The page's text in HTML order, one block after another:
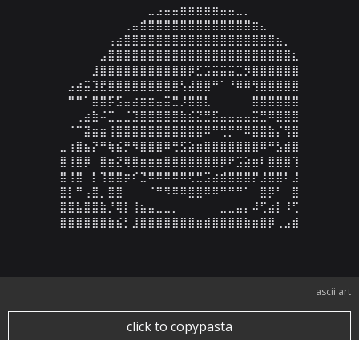
⠀⠀⠀⠀⠀⠀⠀⠀⠀⠀⠀⣀⣠⣤⣤⣶⣶⣶⣶⣶⣤⣤⣀⡀⠀⠀⠀⠀⠀⠀
⠀⠀⠀⠀⠀⠀⠀⠀⢀⣤⣾⣿⣿⣿⣿⣿⣿⣿⣿⣿⣿⣿⣿⣿⣶⣄⠀⠀⠀⠀
⠀⠀⠀⠀⠀⠀⢠⣴⣿⣿⣿⣿⣿⣿⣿⣿⣿⣿⣿⣿⣿⣿⣿⣿⣿⣿⣿⣦⡀⠀
⠀⠀⠀⠀⠀⣠⣿⣿⣿⣿⣿⣿⣿⣿⣿⣿⣿⣿⣿⣿⣿⣿⣿⣿⣿⣿⣿⣿⣿⣆
⠀⠀⠀⠀⣸⣿⣿⣿⣿⣿⣿⣿⣿⣿⣿⣿⡿⣋⣩⣭⣭⣭⣉⡻⣿⣿⣿⣿⣿⣿
⠀⣠⣴⣭⣹⣟⣿⣿⣿⣿⣿⣿⣿⣿⣿⢣⣼⣿⣿⠛⠁⠘⠿⠿⢻⣿⣿⣿⣿⣿
⠀⠛⠛⠁⣿⣿⡯⣫⣤⣴⣶⣶⣤⣭⣛⡸⣿⣿⣇⠀⠀⠀⠀⠀⣿⣿⣿⣿⣿⣿
⠀⠀⢀⣴⣷⠬⣉⣀⣈⣹⣿⣿⣿⣿⣿⣷⣮⣝⣛⣯⣤⣤⣤⣤⣭⣛⠿⣿⣿⣿
⠀⠈⠉⣽⣶⣶⢸⣿⣿⣿⣿⣿⣿⣿⣿⣿⣿⣿⠿⠛⢛⡛⠛⠿⣿⣿⣷⡌⢻⣿
⣀⢰⣿⣦⡝⠛⢷⣮⡛⠻⣿⣿⣿⠿⢛⣫⣵⣶⣿⣿⣿⣿⣿⣿⣿⠿⠛⣣⣾⣿
⣿⢸⣿⡿⠀⣿⣶⣝⢿⣿⣶⣶⣶⣿⣿⣿⣿⣿⣿⣿⡿⠟⣩⣵⣶⠇⣿⣿⣿⢹
⣿⢸⣿⠀⡇⢹⣿⣿⡶⠎⣙⠿⠿⠿⠿⠿⢟⣛⣩⣴⣾⣿⣿⣿⡟⣸⣿⣿⠇⣸
⣿⡇⠛⢠⣿⡀⣿⣿⠀⠀⠀⠈⠛⠻⠿⠿⣿⣿⠿⠿⠛⠛⠛⠁⠀⣿⡿⠃⠀⣿
⣿⣿⣧⣿⣿⣷⡘⢿⡇⢸⣦⣤⣀⣀⡀⠀⠀⠀⠀⠀⣀⣀⣤⡄⠼⢋⣴⡇⠸⢋
⣿⣿⣿⣿⣿⣿⣷⣮⡃⣸⣿⣿⣿⣿⣿⣿⣿⣶⣾⣿⣿⣿⣿⣷⣶⣿⡿⢀⣠⣾
ascii art
click to copypasta